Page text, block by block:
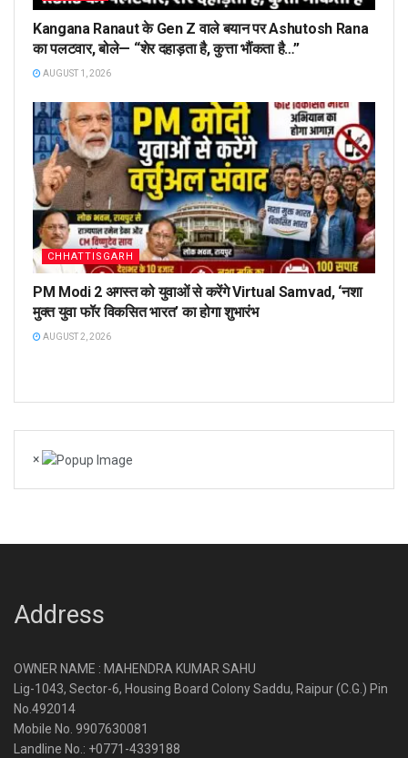
Kangana Ranaut के Gen Z वाले बयान पर Ashutosh Rana
का पलटवार, बोले— “शेर दहाड़ता है, कुत्ता भौंकता है…”
AUGUST 1, 2026
CHHATTISGARH
PM Modi 2 अगस्त को युवाओं से करेंगे Virtual Samvad, ‘नशा
मुक्त युवा फॉर विकसित भारत’ का होगा शुभारंभ
AUGUST 2, 2026
×
Address
OWNER NAME : MAHENDRA KUMAR SAHU
Lig-1043, Sector-6, Housing Board Colony Saddu, Raipur (C.G.) Pin
No.492014
Mobile No. 9907630081
Landline No.: +0771-4339188